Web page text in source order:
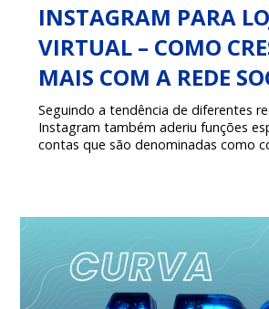
INSTAGRAM PARA
VIRTUAL – COMO
MAIS COM A REDE
Seguindo a tendência de diferentes
Instagram também aderiu funções
contas que são denominadas como